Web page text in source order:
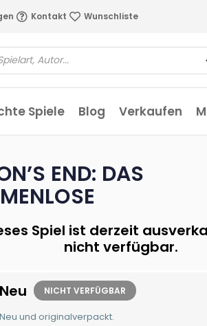
Kontakt Wunschliste
Spiele Blog Verkaufen
END: DAS
Spiel ist derzeit
nicht verfügbar.
Neu NICHT VERFÜGBAR
Neu und originalverpackt.